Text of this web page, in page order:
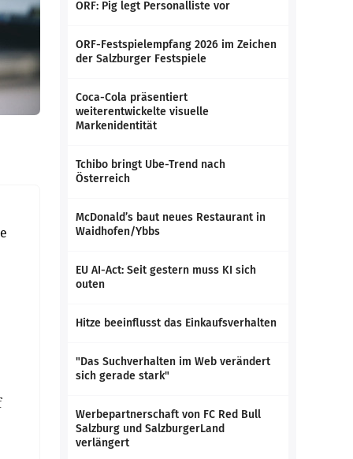
ORF: Pig legt Personalliste vor
ORF-Festspielempfang 2026 im Zeichen
der Salzburger Festspiele
Coca-Cola präsentiert
weiterentwickelte visuelle
Markenidentität
Tchibo bringt Ube-Trend nach
Österreich
McDonald’s baut neues Restaurant in
Waidhofen/Ybbs
EU AI-Act: Seit gestern muss KI sich
outen
Hitze beeinflusst das Einkaufsverhalten
"Das Suchverhalten im Web verändert
sich gerade stark"
Werbepartnerschaft von FC Red Bull
Salzburg und SalzburgerLand
verlängert